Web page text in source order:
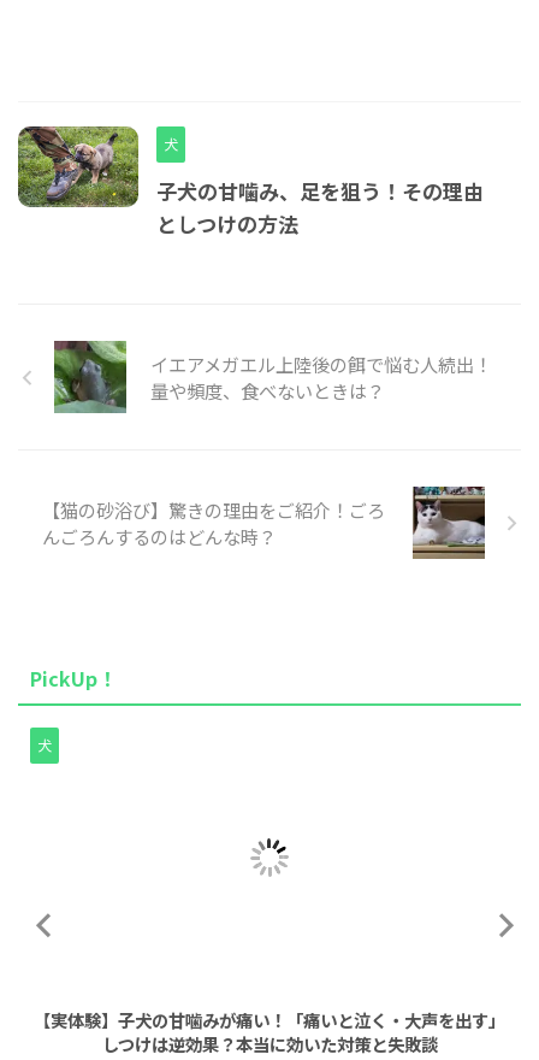
犬
子犬の甘噛み、足を狙う！その理由
としつけの方法
イエアメガエル上陸後の餌で悩む人続出！
量や頻度、食べないときは？
【猫の砂浴び】驚きの理由をご紹介！ごろ
んごろんするのはどんな時？
PickUp！
犬
【実体験】子犬の甘噛みが痛い！「痛いと泣く・大声を出す」
しつけは逆効果？本当に効いた対策と失敗談